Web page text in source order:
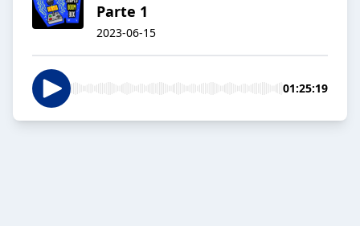
Parte 1
2023-06-15
01:25:19